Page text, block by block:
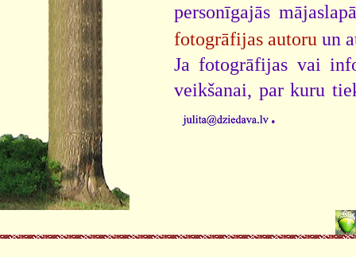
personīgajās
fotogrāfijas autoru un
Ja fotogrāfijas vai
veikšanai, par kuru
.